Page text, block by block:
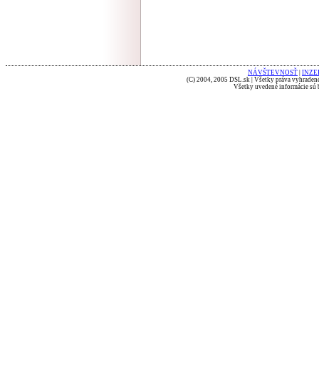
NÁVŠTEVNOSŤ
(C) 2004, 2005 DSL.sk | Všetky práva
Všetky uvedené informácie sú